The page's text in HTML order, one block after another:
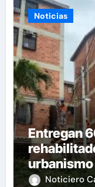
Noticias
Entregan
urbanismo
Guaira
Noticiero